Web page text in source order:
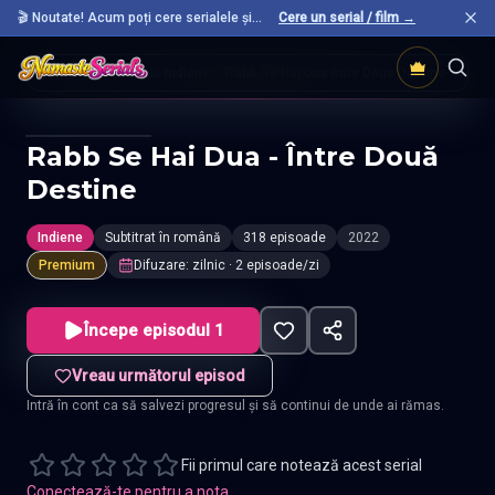
🎬 Noutate! Acum poți cere serialele și
filmele preferate care nu sunt încă pe site.
Cere un serial / film →
Acasă Seriale Indiene Rabb Se Hai Dua Intre Doua Destine
Rabb Se Hai Dua - Între Două
Destine
Indiene Subtitrat în română 318 episoade
2022
Premium
Difuzare: zilnic · 2 episoade/zi
Începe episodul 1
Vreau următorul episod
Intră în cont ca să salvezi progresul și să continui de unde ai rămas.
Fii primul care notează acest serial